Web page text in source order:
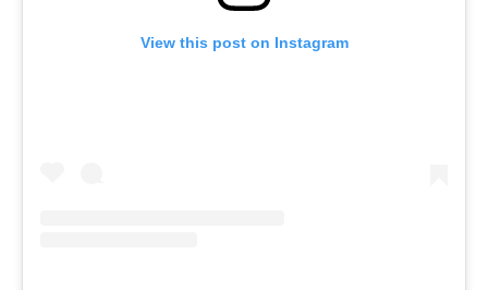
View this post on Instagram